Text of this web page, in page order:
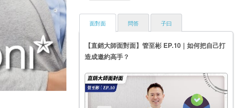
面對面
【直銷大師面對面】管至彬 EP.10｜如何把自己打
造成邀約高手？
問答 子曰